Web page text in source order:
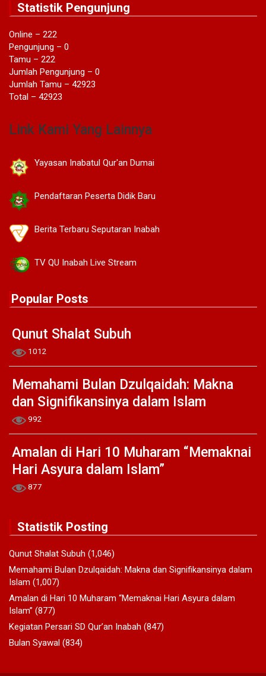
Statistik Pengunjung
Online – 222
Pengunjung – 0
Tamu – 222
Jumlah Pengunjung – 0
Jumlah Tamu – 42923
Total – 42923
Link Kami Yang Lainnya
Yayasan Inabatul Qur'an Dumai
Pendaftaran Peserta Didik Baru
Berita Terbaru Seputaran Inabah
TV QU Inabah Live Stream
Popular Posts
Qunut Shalat Subuh
1012
Memahami Bulan Dzulqaidah: Makna
dan Signifikansinya dalam Islam
992
Amalan di Hari 10 Muharam “Memaknai
Hari Asyura dalam Islam”
877
Statistik Posting
Qunut Shalat Subuh (1,046)
Memahami Bulan Dzulqaidah: Makna dan Signifikansinya dalam
Islam (1,007)
Amalan di Hari 10 Muharam “Memaknai Hari Asyura dalam
Islam” (877)
Kegiatan Persari SD Qur’an Inabah (847)
Bulan Syawal (834)